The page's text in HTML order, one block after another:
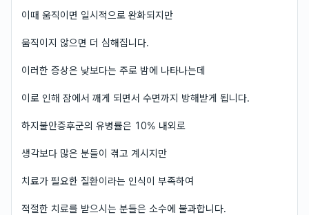
이때 움직이면 일시적으로 완화되지만
움직이지 않으면 더 심해집니다.
이러한 증상은 낮보다는 주로 밤에 나타나는데
이로 인해 잠에서 깨게 되면서 수면까지 방해받게 됩니다.
하지불안증후군의 유병률은 10% 내외로
생각보다 많은 분들이 겪고 계시지만
치료가 필요한 질환이라는 인식이 부족하여
적절한 치료를 받으시는 분들은 소수에 불과합니다.